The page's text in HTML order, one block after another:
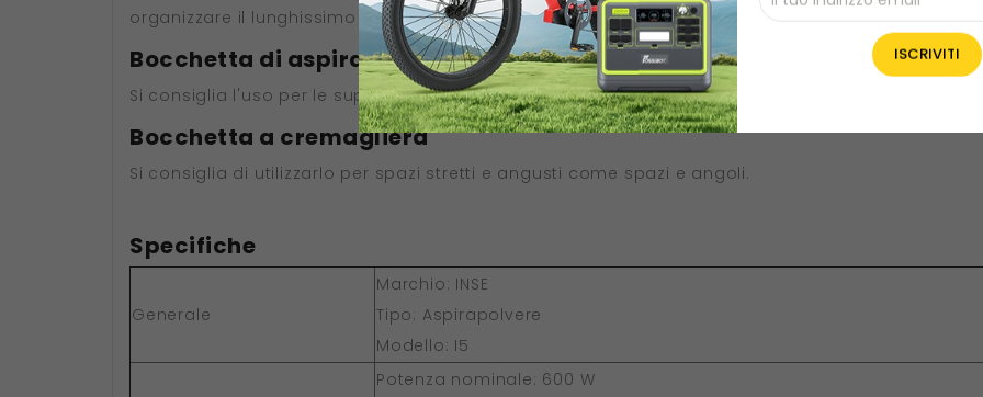
organizzare il lunghissimo cavo di alimentazione da 20 piedi.
Bocchetta di aspirazione
Si consiglia l'uso per le superfici in tessuto (come il divano, il letto, ecc.).
Bocchetta a cremagliera
Si consiglia di utilizzarlo per spazi stretti e angusti come spazi e angoli.
Specifiche
Generale
Marchio: INSE
Tipo: Aspirapolvere
Modello: I5
Potenza nominale: 600 W